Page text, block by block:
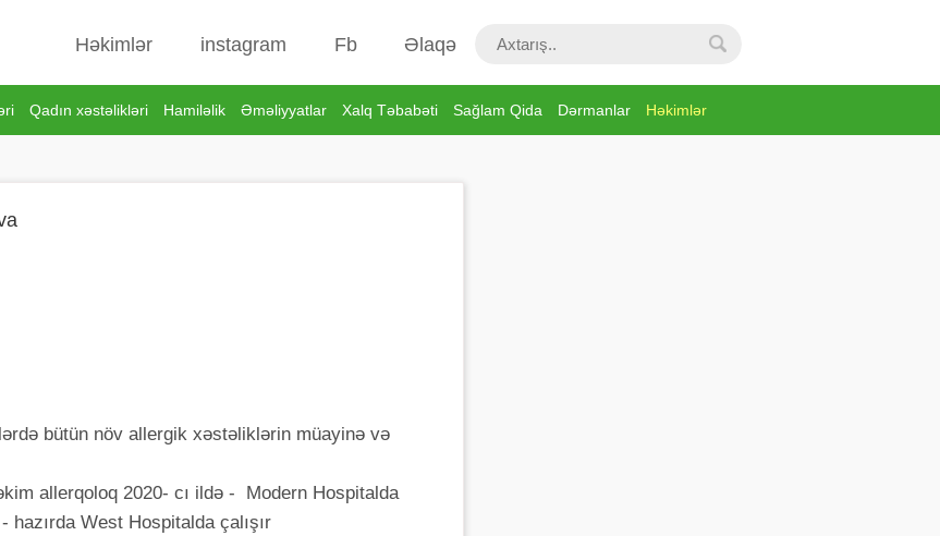
Həkimlər instagram Fb Əlaqə
Qadın xəstəlikləri Hamiləlik Əməliyyatlar Xalq Təbabəti Sağlam Qida Dərmanlar Həkimlər
bütün növ allergik xəstəliklərin müayinə və
allerqoloq 2020- cı ildə - Modern Hospitalda
hazırda West Hospitalda çalışır